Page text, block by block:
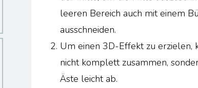
leeren Bereich auch mit einem
ausschneiden.
Um einen 3D-Effekt zu erzielen,
nicht komplett zusammen,
Äste leicht ab.